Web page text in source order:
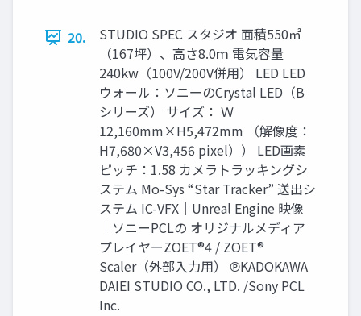
20.
STUDIO SPEC スタジオ 面積550㎡
（167坪）、高さ8.0ｍ 電気容量
240kw（100V/200V併用） LED LED
ウォール：ソニーのCrystal LED（B
シリーズ） サイズ： Ｗ
12,160mm×H5,472mm （解像度：
H7,680×V3,456 pixel）） LED画素
ピッチ：1.58 カメラトラッキングシ
ステム Mo-Sys “Star Tracker” 送出シ
ステム IC-VFX｜Unreal Engine 映像
｜ソニーPCLの オリジナルメディア
プレイヤーZOET®4 / ZOET®
Scaler（外部入力用） ℗KADOKAWA
DAIEI STUDIO CO., LTD. /Sony PCL
Inc.